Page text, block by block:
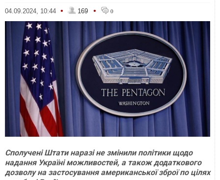
04.09.2024, 10:44 • 169 • 0
Сполучені Штати наразі не змінили політики щодо
надання Україні можливостей, а також додаткового
дозволу на застосування американської зброї по цілях